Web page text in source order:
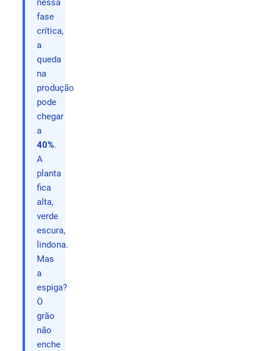
nessa
fase
crítica,
a
queda
na
produção
pode
chegar
a
40%.
A
planta
fica
alta,
verde
escura,
lindona.
Mas
a
espiga?
O
grão
não
enche